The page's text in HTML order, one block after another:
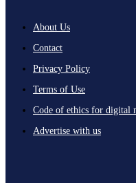
About Us
Contact
Privacy Policy
Terms of Use
Code of ethics for digital
Advertise with us